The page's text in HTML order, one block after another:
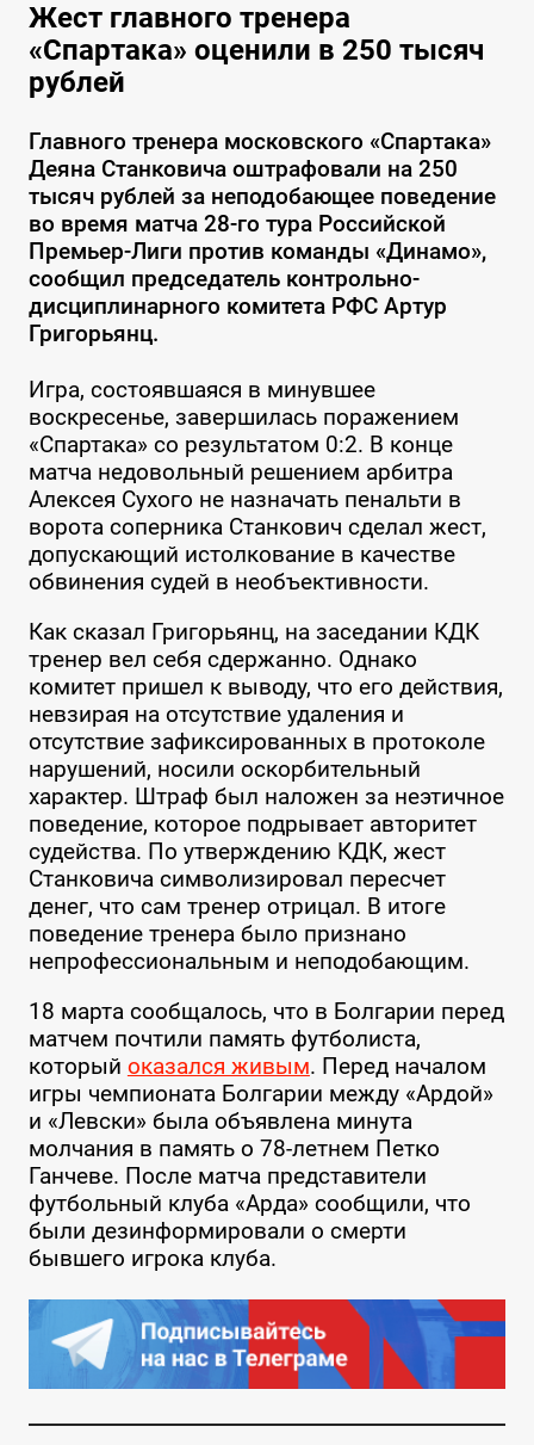
Жест главного тренера
«Спартака» оценили в 250 тысяч
рублей
Главного тренера московского «Спартака»
Деяна Станковича оштрафовали на 250
тысяч рублей за неподобающее поведение
во время матча 28-го тура Российской
Премьер-Лиги против команды «Динамо»,
сообщил председатель контрольно-
дисциплинарного комитета РФС Артур
Григорьянц.
Игра, состоявшаяся в минувшее
воскресенье, завершилась поражением
«Спартака» со результатом 0:2. В конце
матча недовольный решением арбитра
Алексея Сухого не назначать пенальти в
ворота соперника Станкович сделал жест,
допускающий истолкование в качестве
обвинения судей в необъективности.
Как сказал Григорьянц, на заседании КДК
тренер вел себя сдержанно. Однако
комитет пришел к выводу, что его действия,
невзирая на отсутствие удаления и
отсутствие зафиксированных в протоколе
нарушений, носили оскорбительный
характер. Штраф был наложен за неэтичное
поведение, которое подрывает авторитет
судейства. По утверждению КДК, жест
Станковича символизировал пересчет
денег, что сам тренер отрицал. В итоге
поведение тренера было признано
непрофессиональным и неподобающим.
18 марта сообщалось, что в Болгарии перед
матчем почтили память футболиста,
который оказался живым. Перед началом
игры чемпионата Болгарии между «Ардой»
и «Левски» была объявлена минута
молчания в память о 78-летнем Петко
Ганчеве. После матча представители
футбольный клуба «Арда» сообщили, что
были дезинформировали о смерти
бывшего игрока клуба.